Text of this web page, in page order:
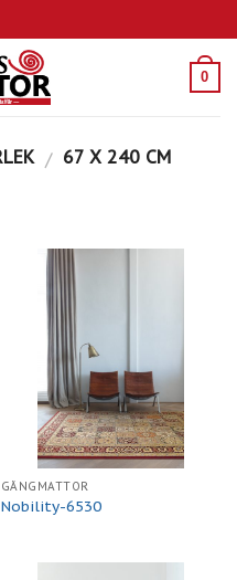
0
/ 67 X 240 CM
GÅNGMATTOR
Nobility-6530